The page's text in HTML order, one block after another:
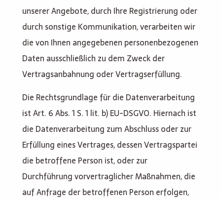
unserer Angebote, durch Ihre Registrierung oder
durch sonstige Kommunikation, verarbeiten wir
die von Ihnen angegebenen personenbezogenen
Daten ausschließlich zu dem Zweck der
Vertragsanbahnung oder Vertragserfüllung.
Die Rechtsgrundlage für die Datenverarbeitung
ist Art. 6 Abs. 1 S. 1 lit. b) EU-DSGVO. Hiernach ist
die Datenverarbeitung zum Abschluss oder zur
Erfüllung eines Vertrages, dessen Vertragspartei
die betroffene Person ist, oder zur
Durchführung vorvertraglicher Maßnahmen, die
auf Anfrage der betroffenen Person erfolgen,